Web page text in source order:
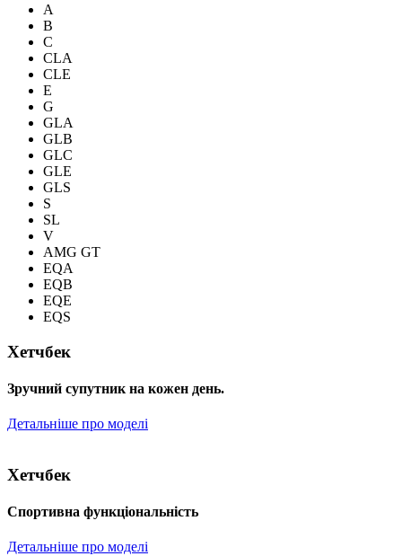
A
B
C
CLA
CLE
E
G
GLA
GLB
GLC
GLE
GLS
S
SL
V
AMG GT
EQA
EQB
EQE
EQS
Хетчбек
Зручний супутник на кожен день.
Детальніше про моделі
Хетчбек
Спортивна функціональність
Детальніше про моделі